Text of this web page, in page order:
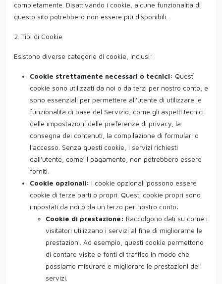
completamente. Disattivando i cookie, alcune funzionalità di
questo sito potrebbero non essere più disponibili.
2. Tipi di Cookie
Esistono diverse categorie di cookie, inclusi:
Cookie strettamente necessari o tecnici: Questi
cookie sono utilizzati da noi o da terzi per nostro conto, e
sono essenziali per permettere all'utente di utilizzare le
funzionalità di base del Servizio, come gli aspetti tecnici
delle impostazioni delle preferenze di privacy, la
consegna dei contenuti, la compilazione di formulari o
l'accesso. Senza questi cookie, i servizi richiesti
dall'utente, come il pagamento, non potrebbero essere
forniti.
Cookie opzionali: I cookie opzionali possono essere
cookie di terze parti o propri. Questi cookie propri sono
impostati da noi o da un terzo per nostro conto:
Cookie di prestazione: Raccolgono dati su come i
visitatori utilizzano i servizi al fine di migliorarne le
prestazioni. Ad esempio, questi cookie permettono
di contare visite e fonti di traffico in modo che
possiamo misurare e migliorare le prestazioni dei
servizi.